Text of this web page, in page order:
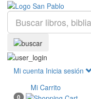
Mi cuenta Inicia sesión
Mi Carrito
0